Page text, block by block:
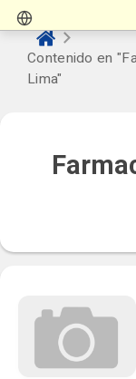
Contenido en
Lima"